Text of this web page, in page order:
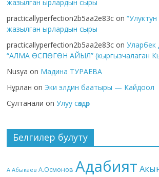
жазылган ырлардын сыры
practicallyperfection2b5aa2e83c on“Улуктун
жазылган ырлардын сыры
practicallyperfection2b5aa2e83c onУларбек
“АЛМА ӨСПӨГӨН АЙЫЛ” (кыргызчалаган
Nusya on Мадина ТУРАЕВА
Нұрлан on Эки элдин баатыры — Кайдоол
Султанали onУлуу сөздөр
Белгилер булуту
А.Абыкаев А.Осмонов Адабият